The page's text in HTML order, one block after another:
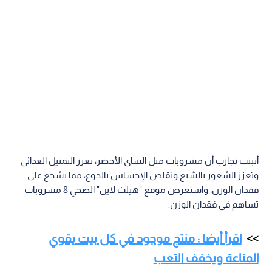
أثبتت تجارب أن مشروبات مثل الشاي الأخضر، تعزز التمثيل الغذائي
وتعزز الشعور بالشبع وتقلص الإحساس بالجوع، مما يشجع على
فقدان الوزن، واستعرض موقع "هيلث لاين" الصحي 8 مشروبات
تساهم في فقدان الوزن.
اقرأ أيضا : منتج موجود في كل بيت يقوي
المناعة ويخفف التعب